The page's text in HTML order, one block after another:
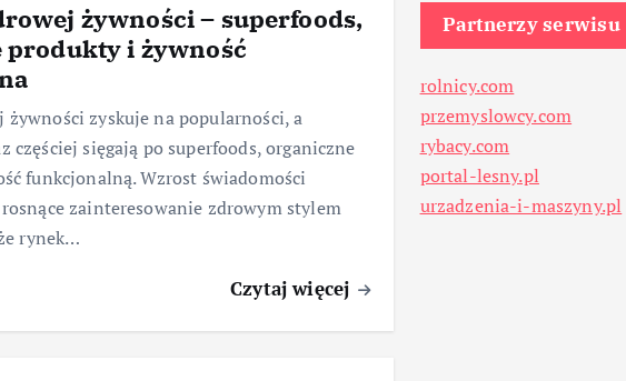
żywności – superfoods,
produkty i żywność
żywności zyskuje na popularności, a
częściej sięgają po superfoods, organiczne
funkcjonalną. Wzrost świadomości
zainteresowanie zdrowym stylem
rynek…
Czytaj więcej
Partnerzy serwisu
rolnicy.com
przemyslowcy.com
rybacy.com
portal-lesny.pl
urzadzenia-i-maszyny.pl